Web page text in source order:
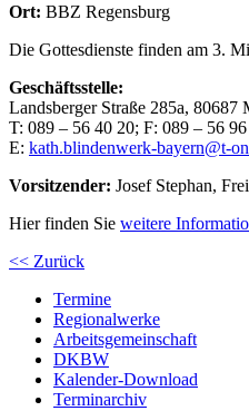
Ort: BBZ Regensburg
Die Gottesdienste finden am 3.
Geschäftsstelle:
Landsberger Straße 285a, 80687
T: 089 – 56 40 20; F: 089 – 56
E: kath.blindenwerk-bayern@t-
Vorsitzender: Josef Stephan,
Hier finden Sie weitere
<< Zurück
Termine
Regionalwerke
Arbeitsgemeinschaft
DKBW
Kalender-Download
Terminarchiv